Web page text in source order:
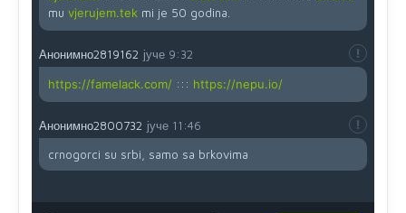
mu vjerujem.tek mi je 50 godina.
Анонимно2819162 јуче 9:32
https://famelack.com/ ::: https://nepu.io/
Анонимно2800732 јуче 11:46
crnogorci su srbi, samo sa brkovima